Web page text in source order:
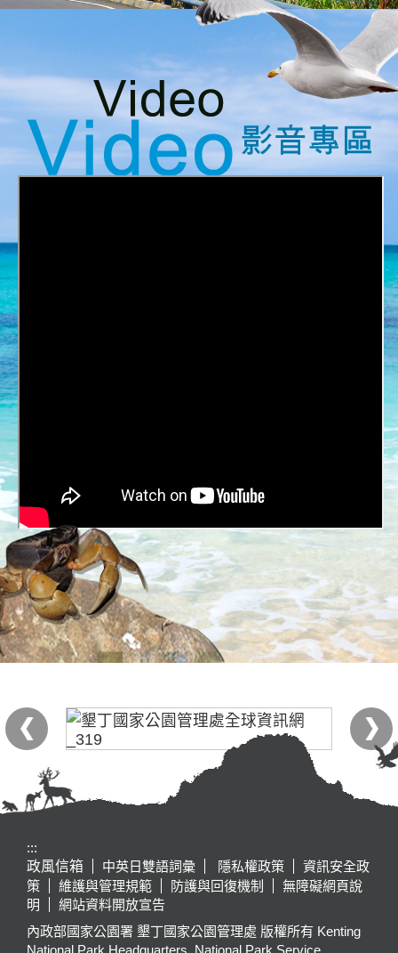
:::
政風信箱
中英日雙語詞彙 隱私權政策
資訊安全政
策
維護與管理規範 防護與回復機制
無障礙網頁說
明
網站資料開放宣告
內政部國家公園署 墾丁國家公園管理處 版權所有 Kenting
National Park Headquarters, National Park Service,